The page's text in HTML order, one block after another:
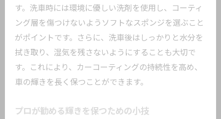
す。洗車時には環境に優しい洗剤を使用し、コーティ
ング層を傷つけないようソフトなスポンジを選ぶこと
がポイントです。さらに、洗車後はしっかりと水分を
拭き取り、湿気を残さないようにすることも大切で
す。これにより、カーコーティングの持続性を高め、
車の輝きを長く保つことができます。
プロが勧める輝きを保つための小技